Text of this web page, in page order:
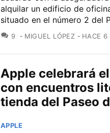
alquilar un edificio de
situado en el número 2 del
9 COMENTARIOS
MIGUEL LÓPEZ HACE 6
Apple celebrará
con encuentros
tienda del Paseo
APPLE